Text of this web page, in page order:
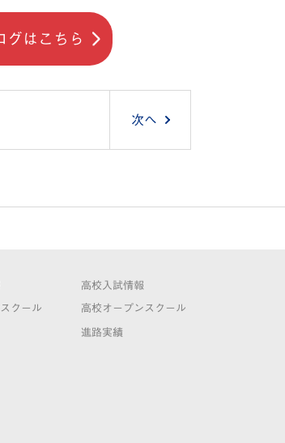
グはこちら
次へ
クール
高校入試情報
高校オープンスクール
進路実績